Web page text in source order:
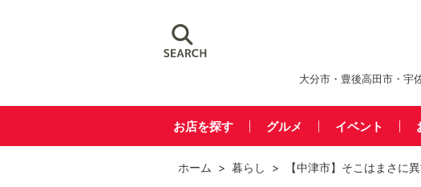
大分市・豊後高田市・宇
お店を探す グルメ イベント
ホーム > 暮らし > 【中津市】そこはまさに